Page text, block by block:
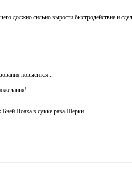
должно сильно вырости быстродействие и
повысится...
Бней Ноаха в сукке рава Шерки.